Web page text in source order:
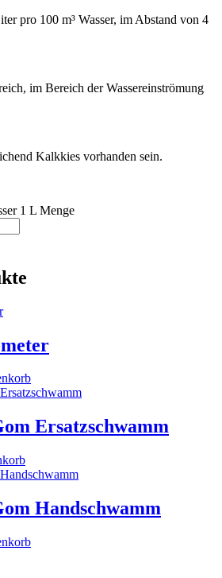
pro 100 m³ Wasser, im Abstand von 4
im Bereich der Wassereinströmung
Kalkkies vorhanden sein.
1 L Menge
Ersatzschwamm
Handschwamm